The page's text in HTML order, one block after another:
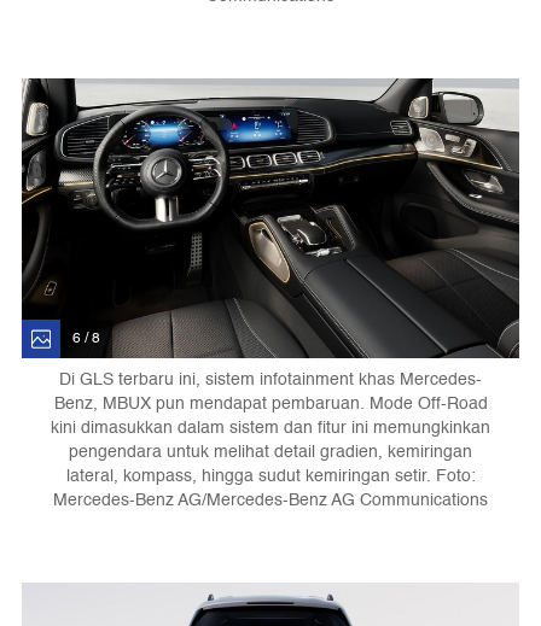
6 / 8
Di GLS terbaru ini, sistem infotainment khas Mercedes-
Benz, MBUX pun mendapat pembaruan. Mode Off-Road
kini dimasukkan dalam sistem dan fitur ini memungkinkan
pengendara untuk melihat detail gradien, kemiringan
lateral, kompass, hingga sudut kemiringan setir. Foto:
Mercedes-Benz AG/Mercedes-Benz AG Communications